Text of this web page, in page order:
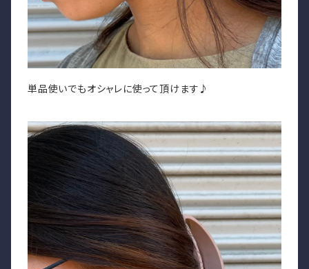
単品使いでもオシャレに使って頂けます♪